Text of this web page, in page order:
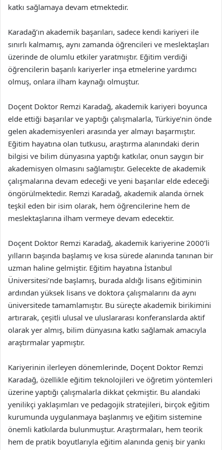
katkı sağlamaya devam etmektedir.
Karadağ’ın akademik başarıları, sadece kendi kariyeri ile
sınırlı kalmamış, aynı zamanda öğrencileri ve meslektaşları
üzerinde de olumlu etkiler yaratmıştır. Eğitim verdiği
öğrencilerin başarılı kariyerler inşa etmelerine yardımcı
olmuş, onlara ilham kaynağı olmuştur.
Doçent Doktor Remzi Karadağ, akademik kariyeri boyunca
elde ettiği başarılar ve yaptığı çalışmalarla, Türkiye’nin önde
gelen akademisyenleri arasında yer almayı başarmıştır.
Eğitim hayatına olan tutkusu, araştırma alanındaki derin
bilgisi ve bilim dünyasına yaptığı katkılar, onun saygın bir
akademisyen olmasını sağlamıştır. Gelecekte de akademik
çalışmalarına devam edeceği ve yeni başarılar elde edeceği
öngörülmektedir. Remzi Karadağ, akademik alanda örnek
teşkil eden bir isim olarak, hem öğrencilerine hem de
meslektaşlarına ilham vermeye devam edecektir.
Doçent Doktor Remzi Karadağ, akademik kariyerine 2000’li
yılların başında başlamış ve kısa sürede alanında tanınan bir
uzman haline gelmiştir. Eğitim hayatına İstanbul
Üniversitesi’nde başlamış, burada aldığı lisans eğitiminin
ardından yüksek lisans ve doktora çalışmalarını da aynı
üniversitede tamamlamıştır. Bu süreçte akademik birikimini
artırarak, çeşitli ulusal ve uluslararası konferanslarda aktif
olarak yer almış, bilim dünyasına katkı sağlamak amacıyla
araştırmalar yapmıştır.
Kariyerinin ilerleyen dönemlerinde, Doçent Doktor Remzi
Karadağ, özellikle eğitim teknolojileri ve öğretim yöntemleri
üzerine yaptığı çalışmalarla dikkat çekmiştir. Bu alandaki
yenilikçi yaklaşımları ve pedagojik stratejileri, birçok eğitim
kurumunda uygulanmaya başlanmış ve eğitim sistemine
önemli katkılarda bulunmuştur. Araştırmaları, hem teorik
hem de pratik boyutlarıyla eğitim alanında geniş bir yankı